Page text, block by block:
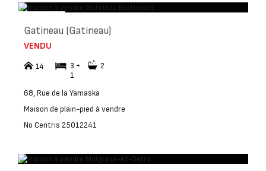
Gatineau (Gatineau)
VENDU
14
3 +
1
2
68, Rue de la Yamaska
Maison de plain-pied à vendre
No Centris 25012241